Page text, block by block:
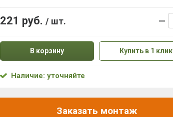
221 руб. / шт.
В корзину Купить в 1 клик
Наличие: уточняйте
Заказать монтаж